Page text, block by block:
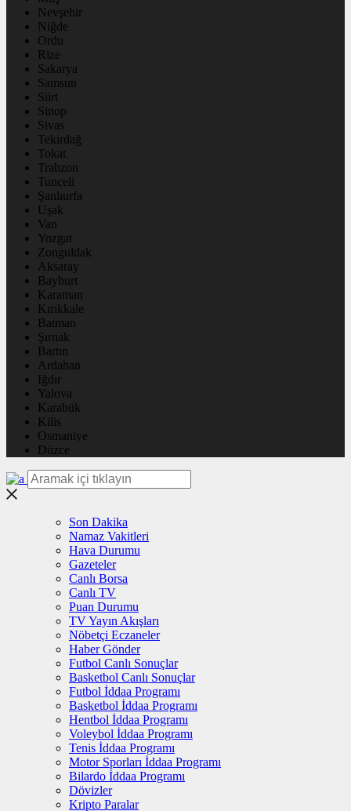
Nevşehir
Niğde
Ordu
Rize
Sakarya
Samsun
Siirt
Sinop
Sivas
Tekirdağ
Tokat
Trabzon
Tunceli
Şanlıurfa
Uşak
Van
Yozgat
Zonguldak
Aksaray
Bayburt
Karaman
Kırıkkale
Batman
Şırnak
Bartın
Ardahan
Iğdır
Yalova
Karabük
Kilis
Osmaniye
Düzce
Son Dakika
Namaz Vakitleri
Hava Durumu
Gazeteler
Canlı Borsa
Canlı TV
Puan Durumu
TV Yayın Akışları
Nöbetçi Eczaneler
Haber Gönder
Futbol Canlı Sonuçlar
Basketbol Canlı Sonuçlar
Futbol İddaa Programı
Basketbol İddaa Programı
Hentbol İddaa Programı
Voleybol İddaa Programı
Tenis İddaa Programı
Motor Sporları İddaa Programı
Bilardo İddaa Programı
Dövizler
Kripto Paralar